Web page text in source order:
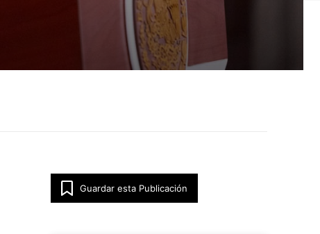
Guardar esta Publicación